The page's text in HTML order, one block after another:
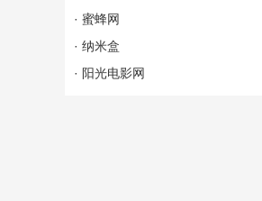
· 蜜蜂网
· 纳米盒
· 阳光电影网